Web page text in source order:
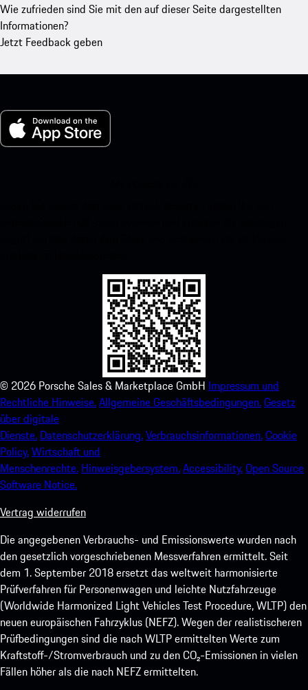
Wie zufrieden sind Sie mit den auf dieser Seite dargestellten
Informationen?
Jetzt Feedback geben
© 2026 Porsche Sales & Marketplace GmbH Impressum und
Rechtliche Hinweise.Allgemeine Geschäftsbedingungen.Gesetz
über digitale
Dienste. Datenschutzerklärung.Verbrauchsinformationen.Cookie
Policy.Wirtschaft und
Menschenrechte. Hinweisgebersystem.Accessibility.Open Source
Software Notice.
Vertrag widerrufen
Die angegebenen Verbrauchs- und Emissionswerte wurden nach
den gesetzlich vorgeschriebenen Messverfahren ermittelt. Seit
dem 1. September 2018 ersetzt das weltweit harmonisierte
Prüfverfahren für Personenwagen und leichte Nutzfahrzeuge
(Worldwide Harmonized Light Vehicles Test Procedure, WLTP) den
neuen europäischen Fahrzyklus (NEFZ). Wegen der realistischeren
Prüfbedingungen sind die nach WLTP ermittelten Werte zum
Kraftstoff-/Stromverbrauch und zu den CO₂-Emissionen in vielen
Fällen höher als die nach NEFZ ermittelten.